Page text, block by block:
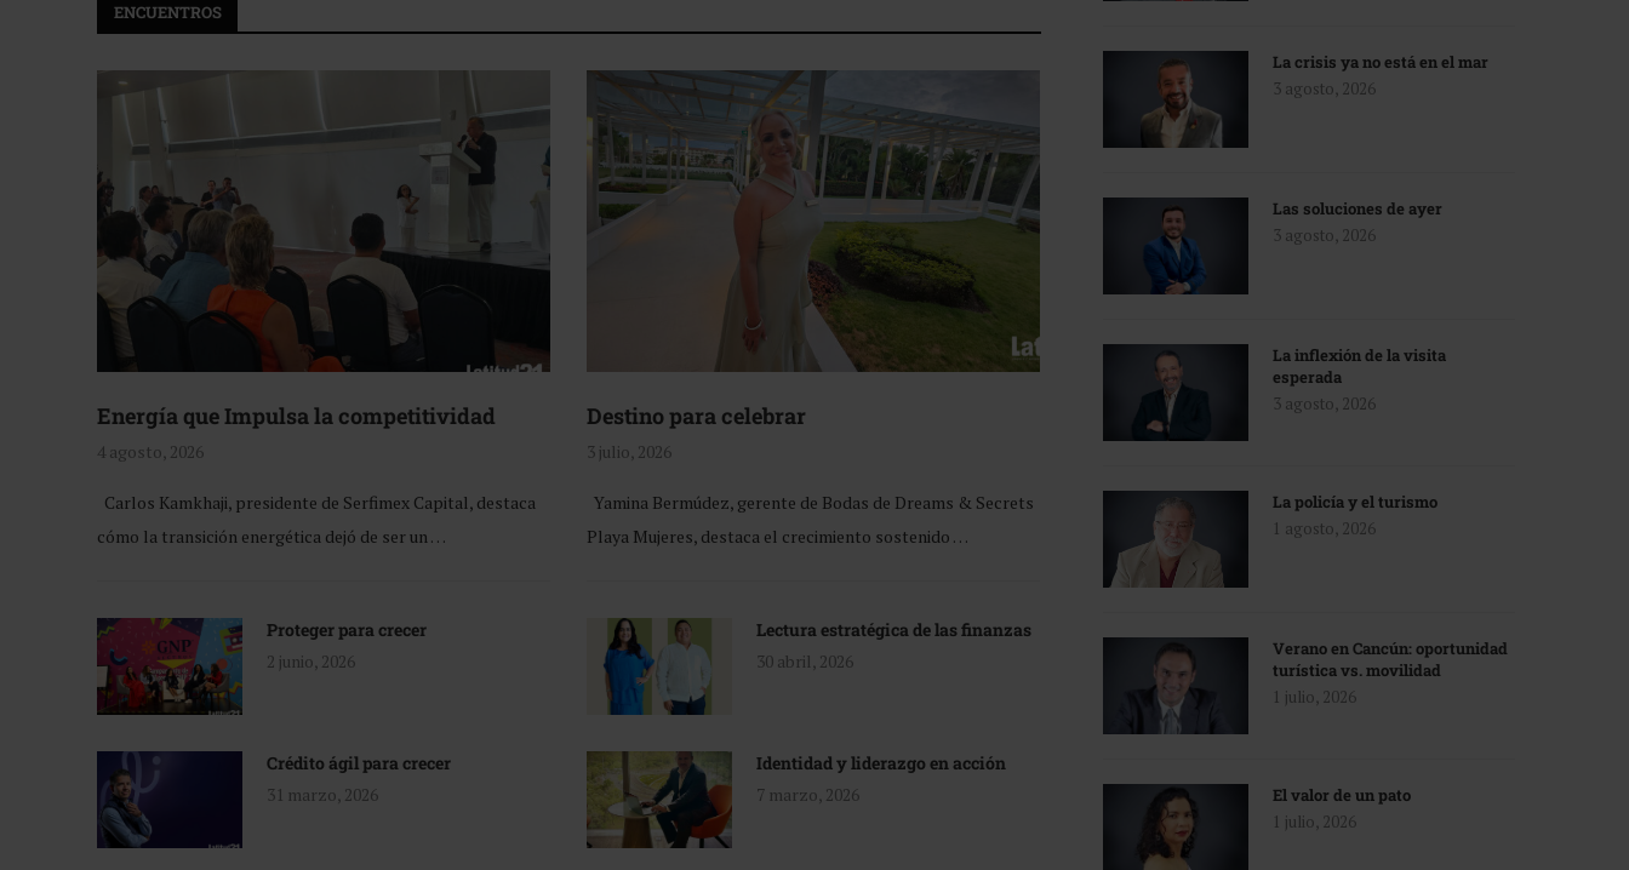
ENCUENTROS
Energía que Impulsa la competitividad
4 agosto, 2026
Carlos Kamkhaji, presidente de Serfimex Capital, destaca
cómo la transición energética dejó de ser un …
Destino para celebrar
3 julio, 2026
Yamina Bermúdez, gerente de Bodas de Dreams & Secrets
Playa Mujeres, destaca el crecimiento sostenido …
Proteger para crecer
2 junio, 2026
Lectura estratégica de las finanzas
30 abril, 2026
Crédito ágil para crecer
31 marzo, 2026
Identidad y liderazgo en acción
7 marzo, 2026
La crisis ya no está en el mar
3 agosto, 2026
Las soluciones de ayer
3 agosto, 2026
La inflexión de la visita
esperada
3 agosto, 2026
La policía y el turismo
1 agosto, 2026
Verano en Cancún: oportunidad
turística vs. movilidad
1 julio, 2026
El valor de un pato
1 julio, 2026